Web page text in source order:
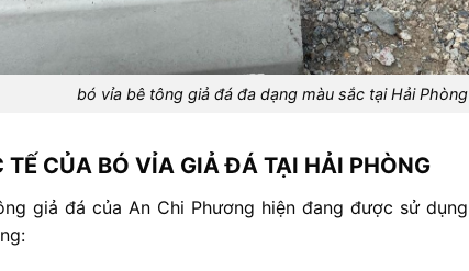
bó vỉa bê tông giả đá đa dạng màu sắc tại Hải Phòng
TẾ CỦA BÓ VỈA GIẢĐÁ TẠI HẢI PHÒNG
giả đá của An Chi Phương hiện đang được sử dụng